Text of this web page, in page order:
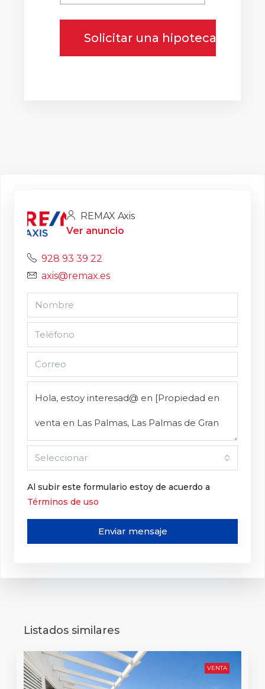
Solicitar una hipoteca
REMAX Axis
Ver anuncio
928 93 39 22
axis@remax.es
Seleccionar
Al subir este formulario estoy de acuerdo a
Términos de uso
Enviar mensaje
Listados similares
VENTA